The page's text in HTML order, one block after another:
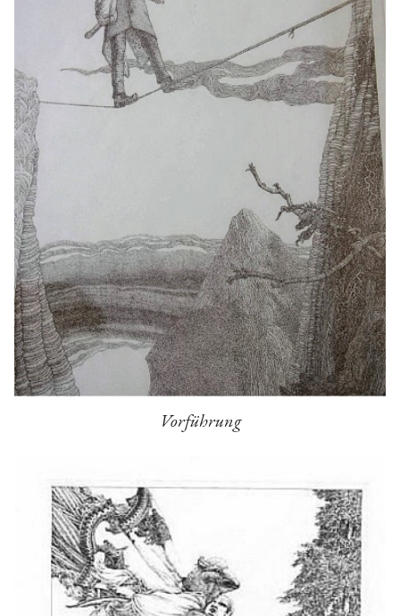
Vorführung